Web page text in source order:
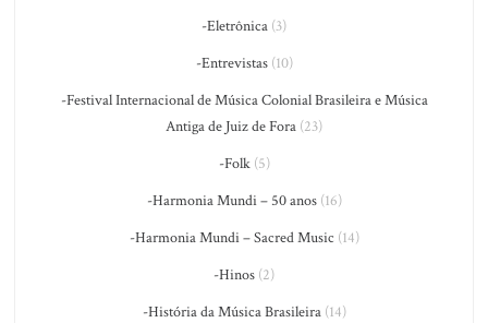
-Eletrônica (3)
-Entrevistas(10)
-Festival Internacional de Música Colonial Brasileira e Música
Antiga de Juiz de Fora (23)
-Folk(5)
-Harmonia Mundi – 50 anos(16)
-Harmonia Mundi – Sacred Music (14)
-Hinos (2)
-História da Música Brasileira(14)